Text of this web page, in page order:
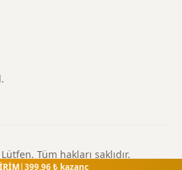
|399.96₺ kazanç
. Tüm hakları saklıdır.